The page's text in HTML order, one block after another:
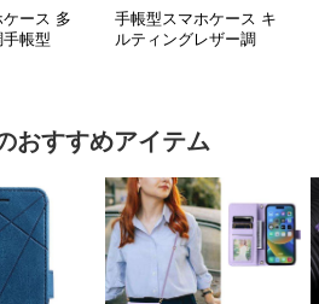
ース 多
帳型
手帳型スマホケース キ
ルティングレザー調
おすすめアイテム